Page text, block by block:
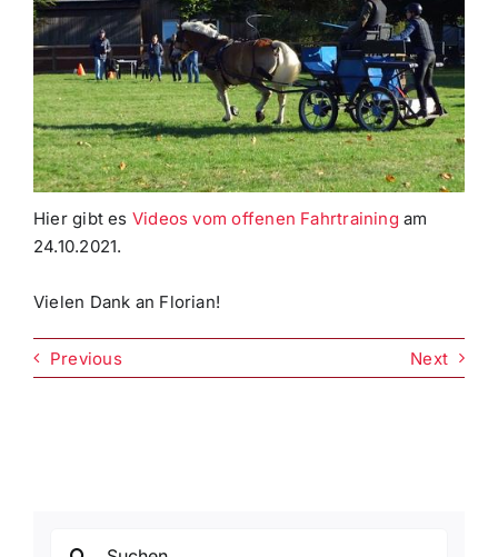
Hier gibt es Videos vom offenen Fahrtraining am
24.10.2021.
Vielen Dank an Florian!
Previous Next